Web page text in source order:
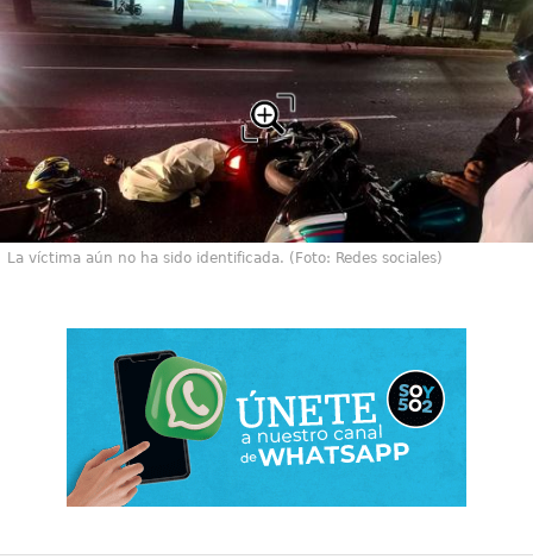
La víctima aún no ha sido identificada. (Foto: Redes sociales)